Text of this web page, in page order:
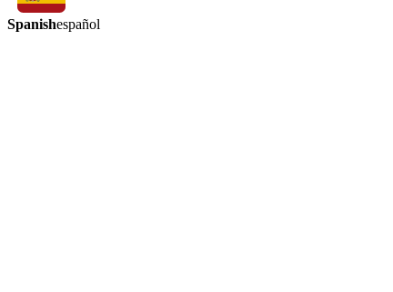
Spanishespañol